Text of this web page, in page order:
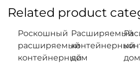
Related product
Роскошный
расширяемый
контейнерный
Расширяемый
контейнерный
дом